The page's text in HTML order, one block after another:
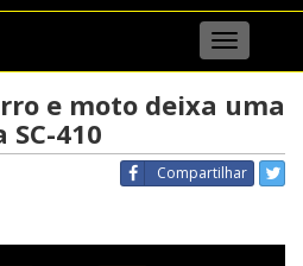
Menu
e moto deixa uma
410
Compartilhar